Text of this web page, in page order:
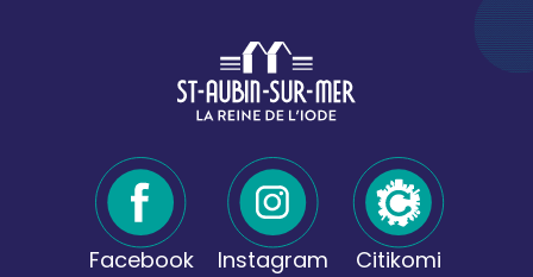
Facebook Instagram Citikomi